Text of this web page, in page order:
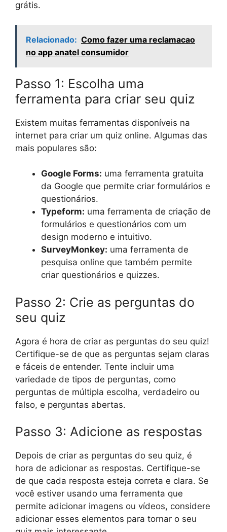
grátis.
Relacionado: Como fazer uma reclamacao
no app anatel consumidor
Passo 1: Escolha uma
ferramenta para criar seu quiz
Existem muitas ferramentas disponíveis na
internet para criar um quiz online. Algumas das
mais populares são:
Google Forms: uma ferramenta gratuita
da Google que permite criar formulários e
questionários.
Typeform: uma ferramenta de criação de
formulários e questionários com um
design moderno e intuitivo.
SurveyMonkey: uma ferramenta de
pesquisa online que também permite
criar questionários e quizzes.
Passo 2: Crie as perguntas do
seu quiz
Agora é hora de criar as perguntas do seu quiz!
Certifique-se de que as perguntas sejam claras
e fáceis de entender. Tente incluir uma
variedade de tipos de perguntas, como
perguntas de múltipla escolha, verdadeiro ou
falso, e perguntas abertas.
Passo 3: Adicione as respostas
Depois de criar as perguntas do seu quiz, é
hora de adicionar as respostas. Certifique-se
de que cada resposta esteja correta e clara. Se
você estiver usando uma ferramenta que
permite adicionar imagens ou vídeos, considere
adicionar esses elementos para tornar o seu